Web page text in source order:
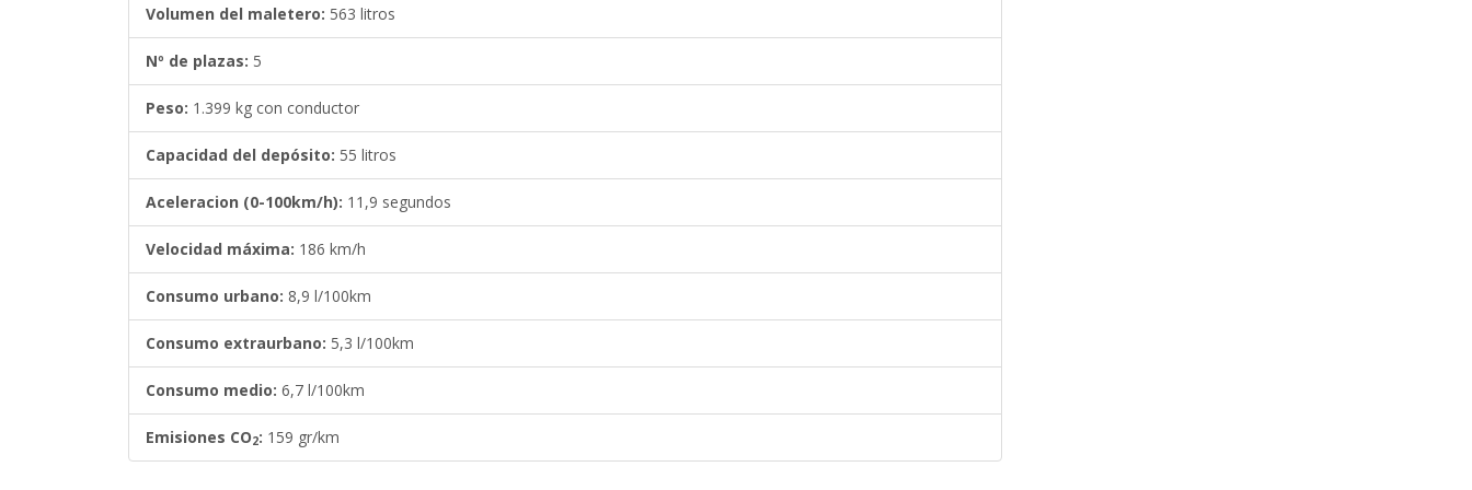
Volumen del maletero: 563 litros
Nº de plazas: 5
Peso: 1.399 kg con conductor
Capacidad del depósito: 55 litros
Aceleracion (0-100km/h): 11,9 segundos
Velocidad máxima: 186 km/h
Consumo urbano: 8,9 l/100km
Consumo extraurbano: 5,3 l/100km
Consumo medio: 6,7 l/100km
Emisiones CO2: 159 gr/km